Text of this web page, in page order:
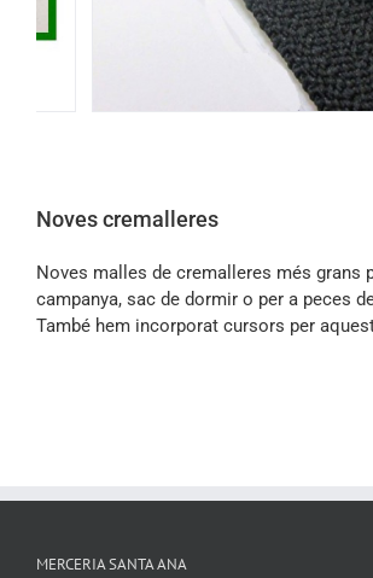
Noves cremalleres
Noves malles de cremalleres més grans
campanya, sac de dormir o per a peces
També hem incorporat cursors per
MERCERIA SANTA ANA